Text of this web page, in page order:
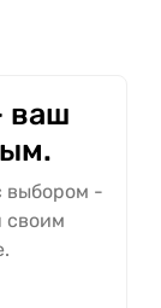
ваш
выбором -
своим